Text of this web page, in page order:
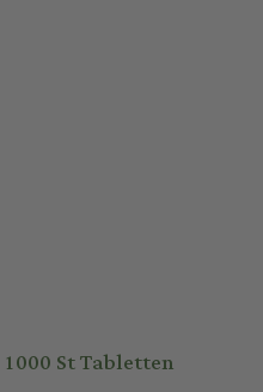
St Tabletten